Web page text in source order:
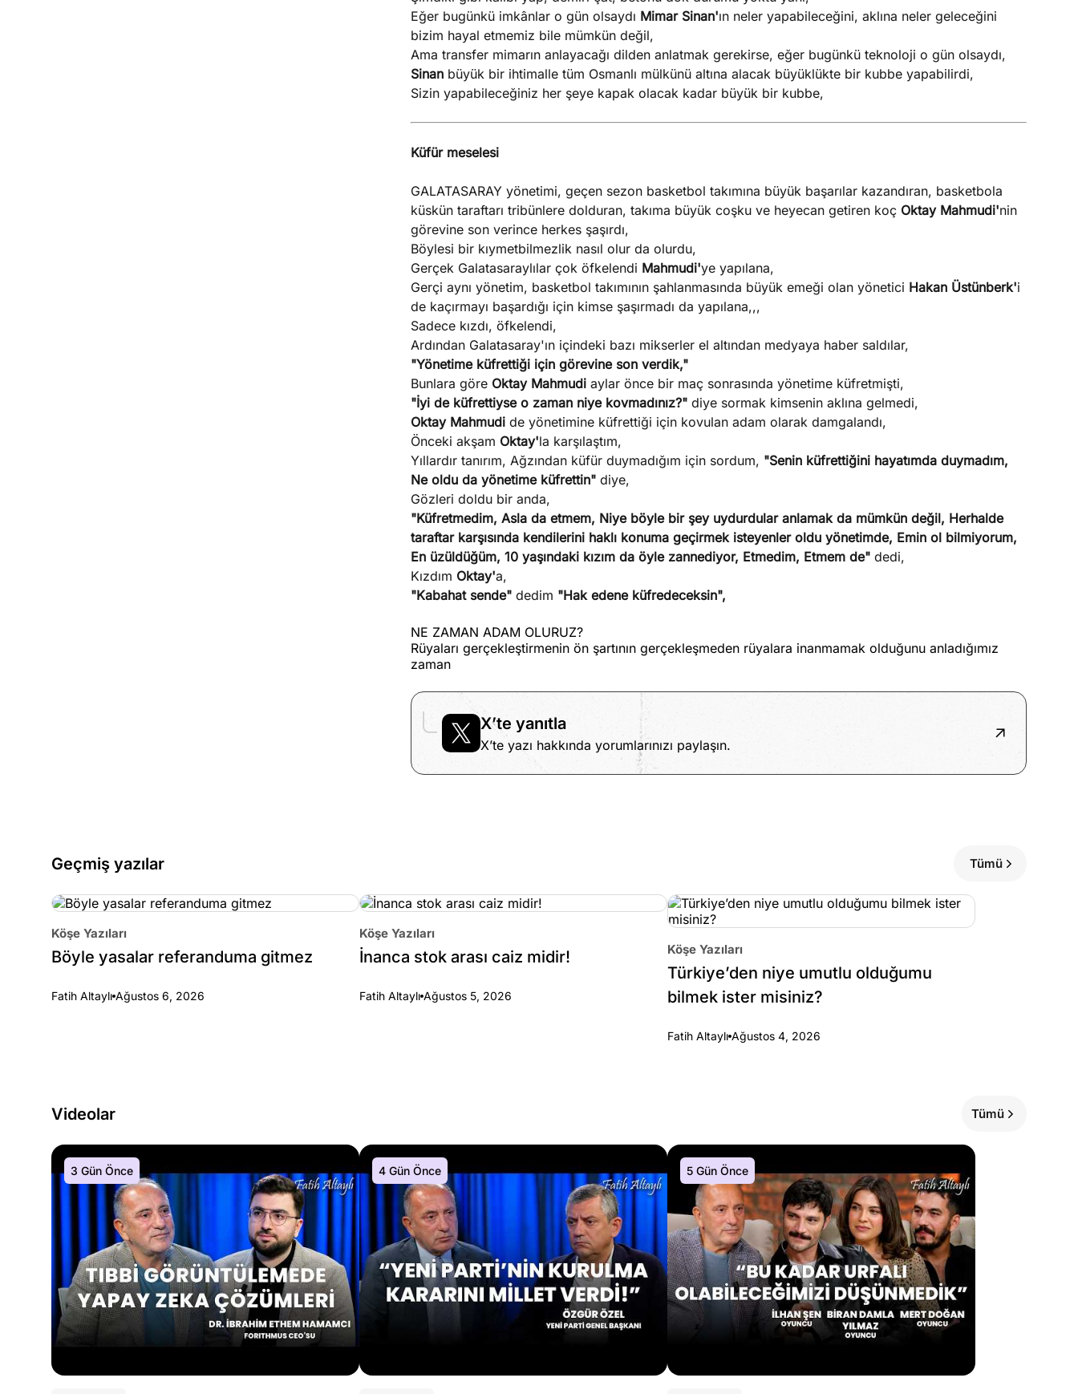
Eğer bugünkü imkânlar o gün olsaydı Mimar Sinan'ın neler yapabileceğini, aklına neler geleceğini
bizim hayal etmemiz bile mümkün değil,
Ama transfer mimarın anlayacağı dilden anlatmak gerekirse, eğer bugünkü teknoloji o gün olsaydı,
Sinan büyük bir ihtimalle tüm Osmanlı mülkünü altına alacak büyüklükte bir kubbe yapabilirdi,
Sizin yapabileceğiniz her şeye kapak olacak kadar büyük bir kubbe,
Küfür meselesi
GALATASARAY yönetimi, geçen sezon basketbol takımına büyük başarılar kazandıran, basketbola
küskün taraftarı tribünlere dolduran, takıma büyük coşku ve heyecan getiren koç Oktay Mahmudi'nin
görevine son verince herkes şaşırdı,
Böylesi bir kıymetbilmezlik nasıl olur da olurdu,
Gerçek Galatasaraylılar çok öfkelendi Mahmudi'ye yapılana,
Gerçi aynı yönetim, basketbol takımının şahlanmasında büyük emeği olan yönetici Hakan Üstünberk'i
de kaçırmayı başardığı için kimse şaşırmadı da yapılana,,,
Sadece kızdı, öfkelendi,
Ardından Galatasaray'ın içindeki bazı mikserler el altından medyaya haber saldılar,
"Yönetime küfrettiği için görevine son verdik,"
Bunlara göre Oktay Mahmudi aylar önce bir maç sonrasında yönetime küfretmişti,
"İyi de küfrettiyse o zaman niye kovmadınız?" diye sormak kimsenin aklına gelmedi,
Oktay Mahmudi de yönetimine küfrettiği için kovulan adam olarak damgalandı,
Önceki akşam Oktay'la karşılaştım,
Yıllardır tanırım, Ağzından küfür duymadığım için sordum, "Senin küfrettiğini hayatımda duymadım,
Ne oldu da yönetime küfrettin" diye,
Gözleri doldu bir anda,
"Küfretmedim, Asla da etmem, Niye böyle bir şey uydurdular anlamak da mümkün değil, Herhalde
taraftar karşısında kendilerini haklı konuma geçirmek isteyenler oldu yönetimde, Emin ol bilmiyorum,
En üzüldüğüm, 10 yaşındaki kızım da öyle zannediyor, Etmedim, Etmem de" dedi,
Kızdım Oktay'a,
"Kabahat sende" dedim "Hak edene küfredeceksin",
NE ZAMAN ADAM OLURUZ?
Rüyaları gerçekleştirmenin ön şartının gerçekleşmeden rüyalara inanmamak olduğunu anladığımız
zaman
X’te yanıtla
X’te yazı hakkında yorumlarınızı paylaşın.
Geçmiş yazılar Tümü
Köşe Yazıları
Böyle yasalar referanduma gitmez
Fatih Altaylı Ağustos 6, 2026
Köşe Yazıları
İnanca stok arası caiz midir!
Fatih Altaylı Ağustos 5, 2026
Köşe Yazıları
Türkiye’den niye umutlu olduğumu
bilmek ister misiniz?
Fatih Altaylı Ağustos 4, 2026
Videolar Tümü
3 Gün Önce 4 Gün Önce 5 Gün Önce